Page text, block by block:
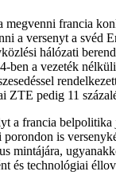
megvenni francia
a versenyt a svéd
hálózati
ben a vezeték
pedig 11
a francia belpolitika
is
mintájára,
és technológiai